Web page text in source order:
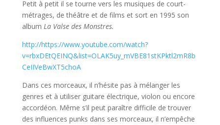
Petit à petit il se tourne vers les musiques de court-
métrages, de théâtre et de films et sort en 1995 son
album La Valse des Monstres.
http://https://www.youtube.com/watch?
v=rbxDEtQEINQ&list=OLAK5uy_mVBE81stKPktl2mR8b
CeIIVeBwXT5choA
Dans ces morceaux, il n’hésite pas à mélanger les
genres et à utiliser guitare électrique, violon ou encore
accordéon. Même s’il peut paraître difficile de trouver
des influences punks dans ses morceaux, il n’empêche